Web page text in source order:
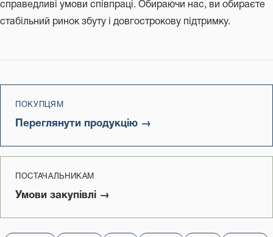
справедливі умови співпраці. Обираючи нас, ви обираєте
стабільний ринок збуту і довгострокову підтримку.
ПОКУПЦЯМ
Переглянути продукцію →
ПОСТАЧАЛЬНИКАМ
Умови закупівлі →